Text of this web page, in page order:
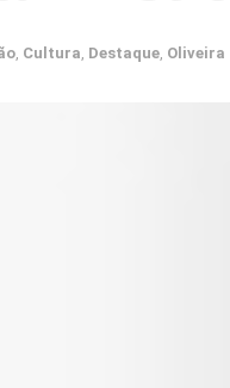
, Cultura, Destaque,